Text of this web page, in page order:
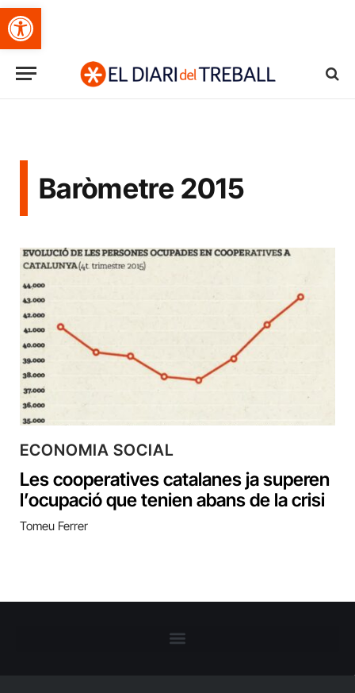
Obre la barra d'eines
Baròmetre 2015
ECONOMIA SOCIAL
Les cooperatives catalanes ja superen
l’ocupació que tenien abans de la crisi
Tomeu Ferrer